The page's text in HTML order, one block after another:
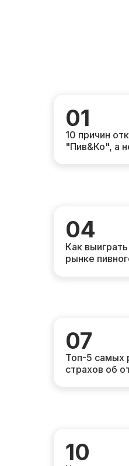
07
Топ-5 самых
страхов об
10
01
10 причин
"Пив&Ко", а
04
Как
рынке